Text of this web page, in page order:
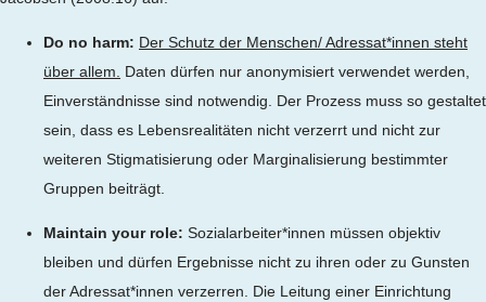
Do no harm: Der Schutz der Menschen/ Adressat*innen steht
über allem.
Daten dürfen nur anonymisiert verwendet werden,
Einverständnisse sind notwendig. Der Prozess muss so gestaltet
sein, dass es Lebensrealitäten nicht verzerrt und nicht zur
weiteren Stigmatisierung oder Marginalisierung bestimmter
Gruppen beiträgt.
Maintain your role: Sozialarbeiter*innen müssen objektiv
bleiben und dürfen Ergebnisse nicht zu ihren oder zu Gunsten
der Adressat*innen verzerren. Die Leitung einer Einrichtung